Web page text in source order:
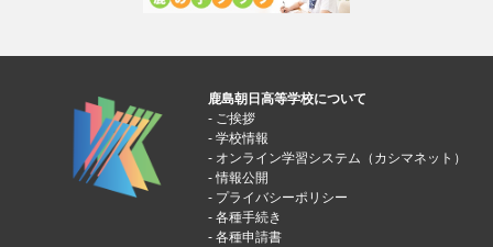
鹿島朝日高等学校について
ご挨拶
学校情報
オンライン学習システム（カシマネット）
情報公開
プライバシーポリシー
各種手続き
各種申請書